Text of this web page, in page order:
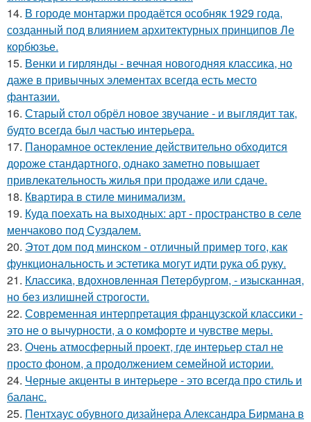
14. В городе монтаржи продаётся особняк 1929 года,
созданный под влиянием архитектурных принципов Ле
корбюзье.
15. Венки и гирлянды - вечная новогодняя классика, но
даже в привычных элементах всегда есть место
фантазии.
16. Старый стол обрёл новое звучание - и выглядит так,
будто всегда был частью интерьера.
17. Панорамное остекление действительно обходится
дороже стандартного, однако заметно повышает
привлекательность жилья при продаже или сдаче.
18. Квартира в стиле минимализм.
19. Куда поехать на выходных: арт - пространство в селе
менчаково под Суздалем.
20. Этот дом под минском - отличный пример того, как
функциональность и эстетика могут идти рука об руку.
21. Классика, вдохновленная Петербургом, - изысканная,
но без излишней строгости.
22. Современная интерпретация французской классики -
это не о вычурности, а о комфорте и чувстве меры.
23. Очень атмосферный проект, где интерьер стал не
просто фоном, а продолжением семейной истории.
24. Черные акценты в интерьере - это всегда про стиль и
баланс.
25. Пентхаус обувного дизайнера Александра Бирмана в